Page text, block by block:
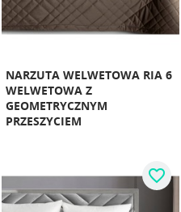
NARZUTA WELWETOWA RIA 6
WELWETOWA Z
GEOMETRYCZNYM
PRZESZYCIEM
favorite_border